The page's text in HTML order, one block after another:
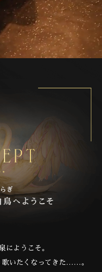
にようこそ。
歌いたくなってきた……。